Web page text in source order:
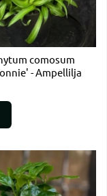
comosum
- Ampellilja